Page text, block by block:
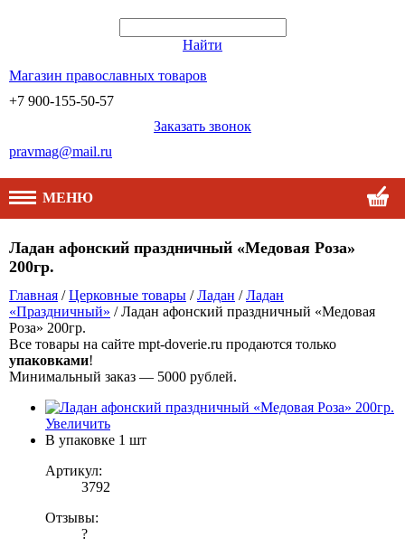
Найти
Магазин православных товаров
+7 900-155-50-57
Заказать звонок
pravmag@mail.ru
МЕНЮ
Ладан афонский праздничный «Медовая Роза»
200гр.
Главная /Церковные товары /Ладан /Ладан
«Праздничный» / Ладан афонский праздничный «Медовая
Роза» 200гр.
Все товары на сайте mpt-doverie.ru продаются только
упаковками!
Минимальный заказ — 5000 рублей.
Увеличить
В упаковке 1 шт
Артикул:
3792
Отзывы:
?